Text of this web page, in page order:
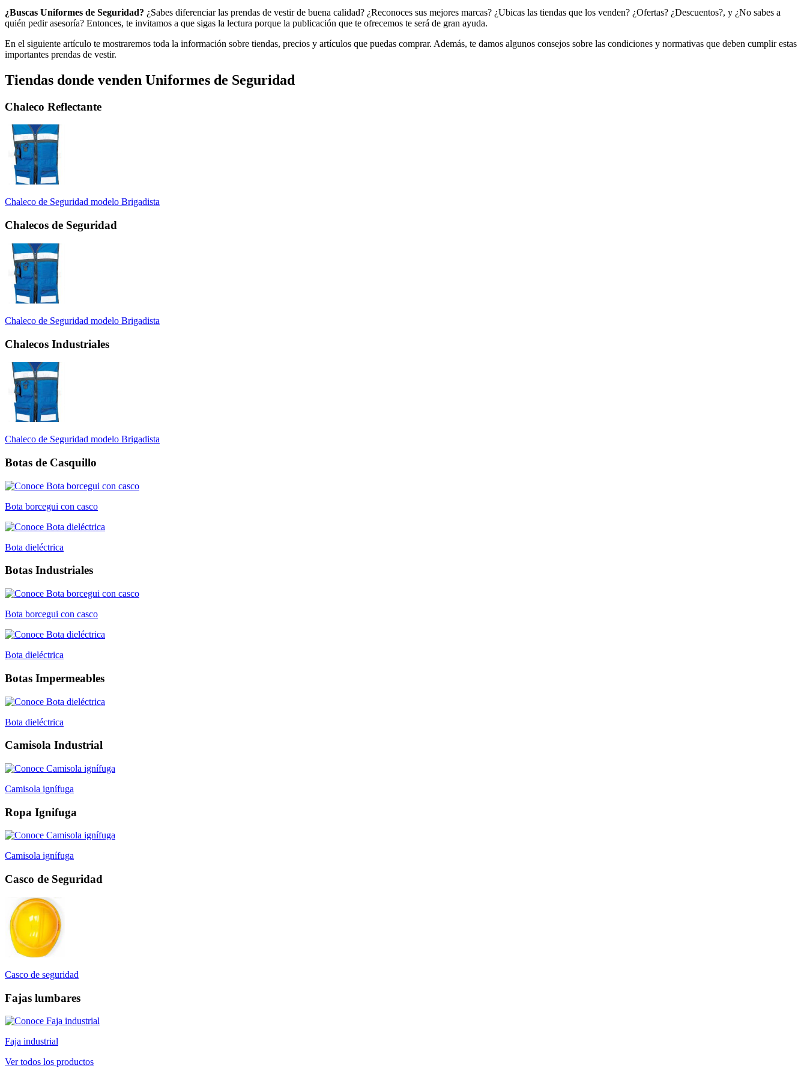
¿Buscas Uniformes de Seguridad? ¿Sabes diferenciar las prendas de vestir de buena calidad? ¿Reconoces sus mejores marcas? ¿Ubicas las tiendas que los venden? ¿Ofertas? ¿Descuentos?, y ¿No sabes a
quién pedir asesoría? Entonces, te invitamos a que sigas la lectura porque la publicación que te ofrecemos te será de gran ayuda.
En el siguiente artículo te mostraremos toda la información sobre tiendas, precios y artículos que puedas comprar. Además, te damos algunos consejos sobre las condiciones y normativas que deben cumplir estas
importantes prendas de vestir.
Tiendas donde venden Uniformes de Seguridad
Chaleco Reflectante
Chaleco de Seguridad modelo Brigadista
Chalecos de Seguridad
Chaleco de Seguridad modelo Brigadista
Chalecos Industriales
Chaleco de Seguridad modelo Brigadista
Botas de Casquillo
Bota borcegui con casco
Bota dieléctrica
Botas Industriales
Bota borcegui con casco
Bota dieléctrica
Botas Impermeables
Bota dieléctrica
Camisola Industrial
Camisola ignífuga
Ropa Ignifuga
Camisola ignífuga
Casco de Seguridad
Casco de seguridad
Fajas lumbares
Faja industrial
Ver todos los productos